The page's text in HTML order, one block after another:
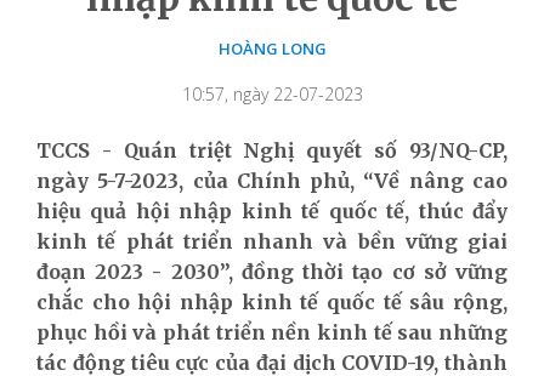
HOÀNG LONG
10:57, ngày 22-07-2023
TCCS - Quán triệt Nghị quyết số 93/NQ-CP,
ngày 5-7-2023, của Chính phủ, “Về nâng cao
hiệu quả hội nhập kinh tế quốc tế, thúc đẩy
kinh tế phát triển nhanh và bền vững giai
đoạn 2023 - 2030”, đồng thời tạo cơ sở vững
chắc cho hội nhập kinh tế quốc tế sâu rộng,
phục hồi và phát triển nền kinh tế sau những
tác động tiêu cực của đại dịch COVID-19, thành